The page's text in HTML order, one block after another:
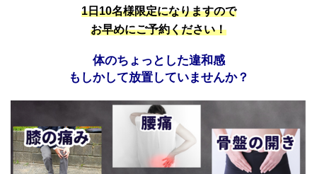
1日10名様限定になりますので
お早めにご予約ください！
体のちょっとした違和感
もしかして放置していませんか？